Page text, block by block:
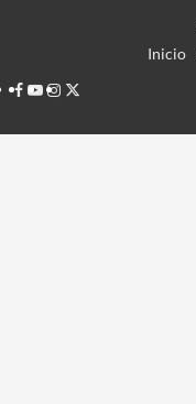
Inicio
Facebook
Youtube
Instagram
Twitter